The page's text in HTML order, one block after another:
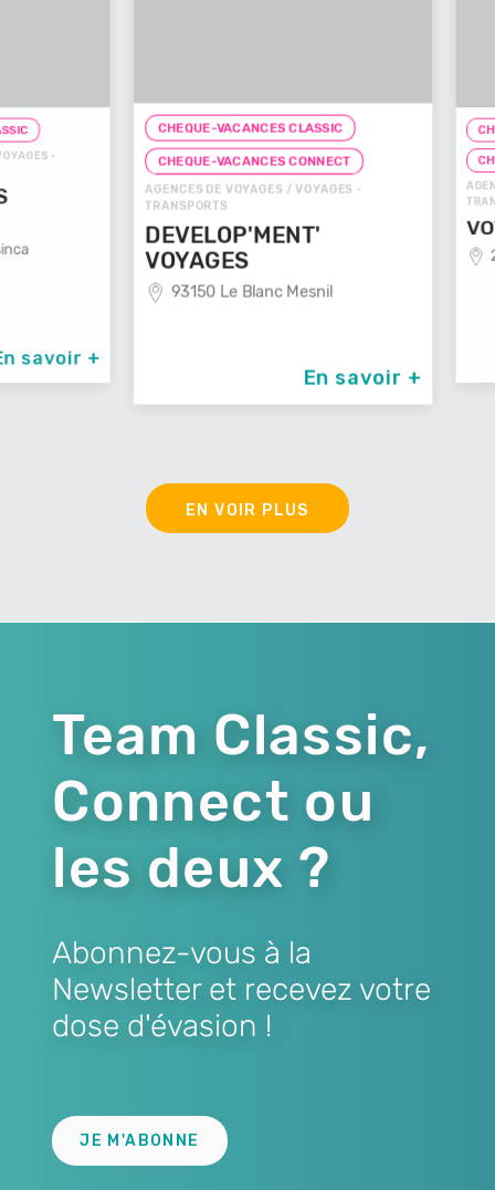
-
+
CHEQUE-VACANCES CLASSIC
CHEQUE-VACANCES CONNECT
AGENCES DE VOYAGES / VOYAGES -
TRANSPORTS
DEVELOP'MENT'
VOYAGES
93150 Le Blanc Mesnil
En savoir +
AGENCES
EN VOIR PLUS
Team Classic,
Connect ou
les deux ?
Abonnez-vous à la
Newsletter et recevez votre
dose d'évasion !
JE M'ABONNE